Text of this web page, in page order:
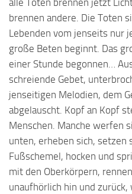
alle Toten brennen jetzt
brennen andere. Die Toten
Lebenden vom jenseits nur
große Beten beginnt. Das
einer Stunde begonnen…
schreiende Gebet,
jenseitigen Melodien, dem
abgelauscht. Kopf an Kopf
Menschen. Manche werfen
unten, erheben sich, setzen
Fußschemel, hocken und
mit den Oberkörpern,
unaufhörlich hin und